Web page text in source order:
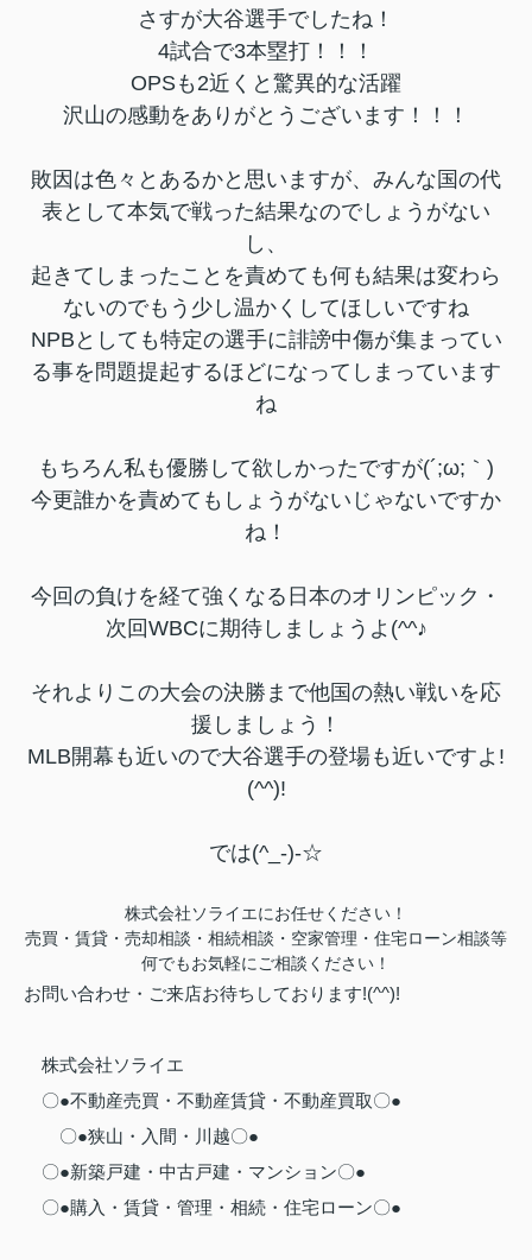
さすが大谷選手でしたね！
4試合で3本塁打！！！
OPSも2近くと驚異的な活躍
沢山の感動をありがとうございます！！！
敗因は色々とあるかと思いますが、みんな国の代
表として本気で戦った結果なのでしょうがない
し、
起きてしまったことを責めても何も結果は変わら
ないのでもう少し温かくしてほしいですね
NPBとしても特定の選手に誹謗中傷が集まってい
る事を問題提起するほどになってしまっています
ね
もちろん私も優勝して欲しかったですが(´;ω;｀)
今更誰かを責めてもしょうがないじゃないですか
ね！
今回の負けを経て強くなる日本のオリンピック・
次回WBCに期待しましょうよ(^^♪
それよりこの大会の決勝まで他国の熱い戦いを応
援しましょう！
MLB開幕も近いので大谷選手の登場も近いですよ!
(^^)!
では(^_-)-☆
株式会社ソライエにお任せください！
売買・賃貸・売却相談・相続相談・ 空家管理・住宅ローン相談等
何でもお気軽にご相談ください！
お問い合わせ・ご来店お待ちしております!(^^)!
株式会社ソライエ
〇●不動産売買・不動産賃貸・不動産買取〇●
〇●狭山・入間・川越〇●
〇●新築戸建・中古戸建・マンション〇●
〇●購入・賃貸・管理・相続・住宅ローン〇●